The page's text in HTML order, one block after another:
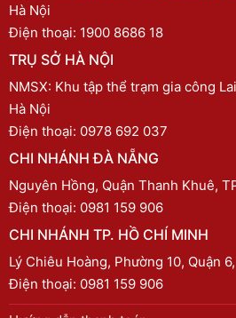
Hà Nội
Điện thoại: 1900 8686 18
TRỤ SỞ HÀ NỘI
NMSX: Khu tập thể trạm gia công
Hà Nội
Điện thoại: 0978 692 037
CHI NHÁNH ĐÀ NẴNG
Nguyên Hồng, Quận Thanh Khuê,
Điện thoại: 0981 159 906
CHI NHÁNH TP. HỒ CHÍ MINH
Lý Chiêu Hoàng, Phường 10, Quận
Điện thoại: 0981 159 906